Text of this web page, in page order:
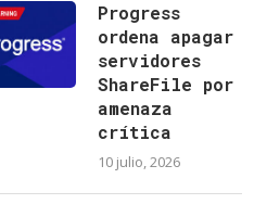
Progress
ordena apagar
servidores
ShareFile por
amenaza
crítica
10 julio, 2026